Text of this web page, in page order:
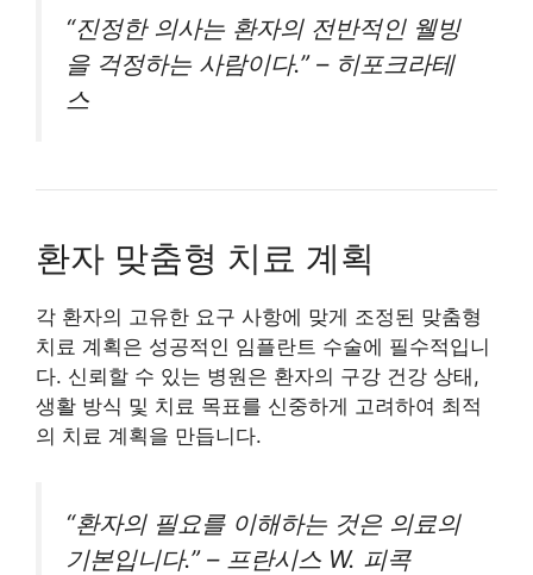
“진정한 의사는 환자의 전반적인 웰빙
을 걱정하는 사람이다.” – 히포크라테
스
환자 맞춤형 치료 계획
각 환자의 고유한 요구 사항에 맞게 조정된 맞춤형
치료 계획은 성공적인 임플란트 수술에 필수적입니
다. 신뢰할 수 있는 병원은 환자의 구강 건강 상태,
생활 방식 및 치료 목표를 신중하게 고려하여 최적
의 치료 계획을 만듭니다.
“환자의 필요를 이해하는 것은 의료의
기본입니다.” – 프란시스 W. 피콕